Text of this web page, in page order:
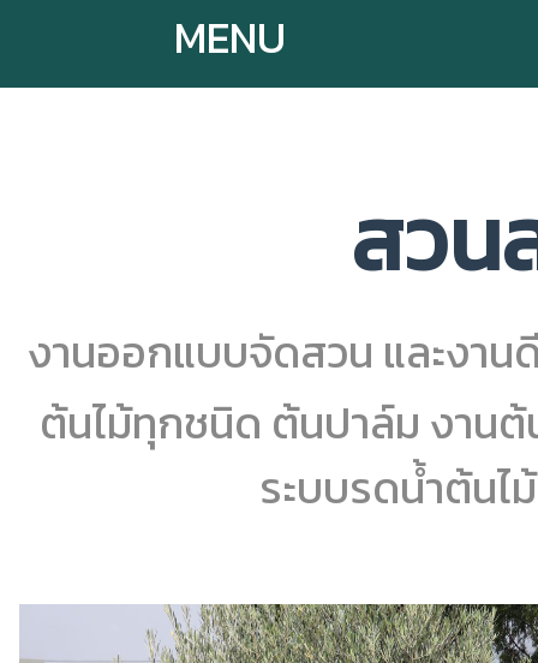
MENU
สว
งานออกแบบจัดสวน และงา
ต้นไม้ทุกชนิด ต้นปาล์ม งาน
ระบบรดน้ำต้นไ